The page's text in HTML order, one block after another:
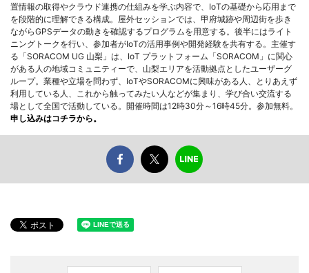
置情報の取得やクラウド連携の仕組みを学ぶ内容で、IoTの基礎から応用まで
を段階的に理解できる構成。屋外セッションでは、甲府城跡や周辺街を歩き
ながらGPSデータの動きを確認するプログラムを用意する。後半にはライト
ニングトークを行い、参加者がIoTの活用事例や開発経験を共有する。主催す
る「SORACOM UG 山梨」は、IoT プラットフォーム「SORACOM」に関心
がある人の地域コミュニティーで、山梨エリアを活動拠点としたユーザーグ
ループ。業種や立場を問わず、IoTやSORACOMに興味がある人、とりあえず
利用している人、これから触ってみたい人などが集まり、学び合い交流する
場として全国で活動している。開催時間は12時30分～16時45分。参加無料。
申し込みはコチラから。